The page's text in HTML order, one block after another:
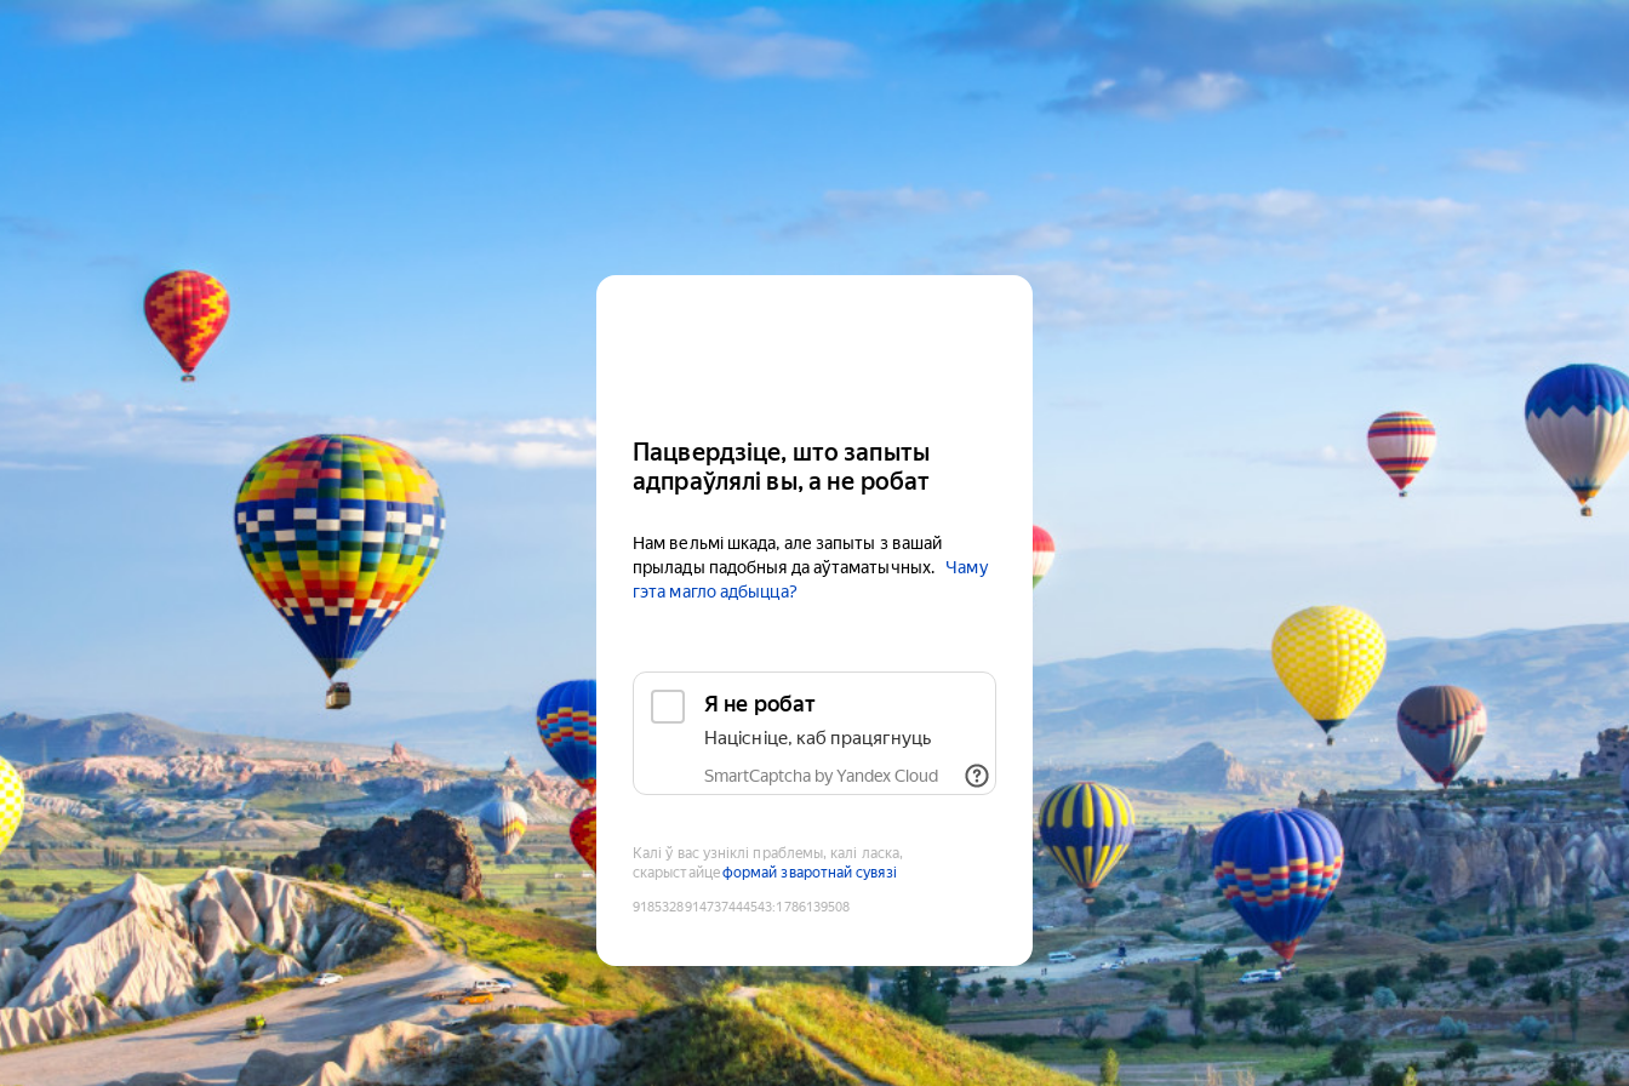
Пацвердзіце, што запыты
адпраўлялі вы, а не робат
Нам вельмі шкада, але запыты з вашай
прылады падобныя да аўтаматычных.
Чаму
гэта магло адбыцца?
Я не робат
Націсніце, каб працягнуць
SmartCaptcha by Yandex Cloud
Калі ў вас узніклі праблемы, калі ласка,
скарыстайцеформай зваротнай сувязі
9185328914737444543:1786139508